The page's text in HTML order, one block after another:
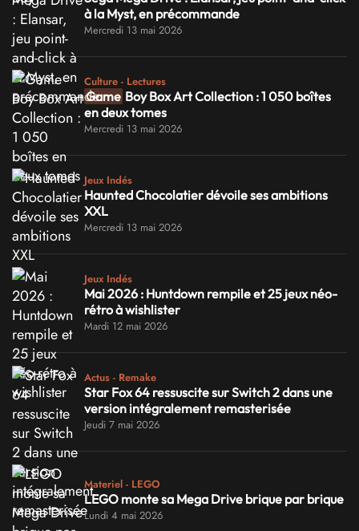
à la Myst, en précommande
Mercredi 13 mai 2026
Culture - Lectures
Game Boy Box Art Collection : 1 050 boîtes
en deux tomes
Mercredi 13 mai 2026
Jeux Indés
Haunted Chocolatier dévoile ses ambitions
XXL
Mercredi 13 mai 2026
Jeux Indés
Mai 2026 : Huntdown rempile et 25 jeux néo-
rétro à wishlister
Mardi 12 mai 2026
Actus - Remake
Star Fox 64 ressuscite sur Switch 2 dans une
version intégralement remasterisée
Jeudi 7 mai 2026
Materiel - LEGO
LEGO monte sa Mega Drive brique par brique
Lundi 4 mai 2026